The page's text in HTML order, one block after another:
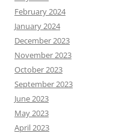
February 2024
January 2024
December 2023
November 2023
October 2023
September 2023
June 2023
May 2023
April 2023